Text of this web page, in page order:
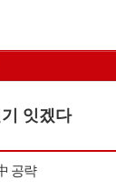
잇겠다
공략